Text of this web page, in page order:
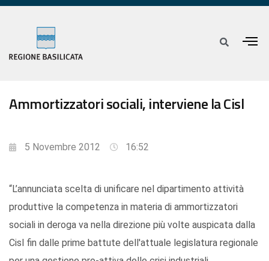
Ammortizzatori sociali, interviene la Cisl
5 Novembre 2012 16:52
“L’annunciata scelta di unificare nel dipartimento attività
produttive la competenza in materia di ammortizzatori
sociali in deroga va nella direzione più volte auspicata dalla
Cisl fin dalle prime battute dell'attuale legislatura regionale